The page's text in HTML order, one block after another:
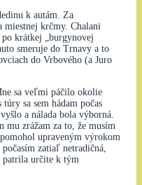
k autám. Za
miestnej krčmy. Chalani
krátkej „burgynovej
smeruje do Trnavy a to
do Vrbového (a Juro
sa veľmi páčilo okolie
sa sem hádam počas
a nálada bola výborná.
mu zrážam za to, že musím
upraveným výrokom
zatiaľ netradičná,
patrila určite k tým